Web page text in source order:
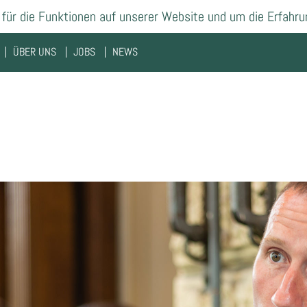
ÜBER UNS JOBS NEWS
die Funktionen auf unserer Website und um die